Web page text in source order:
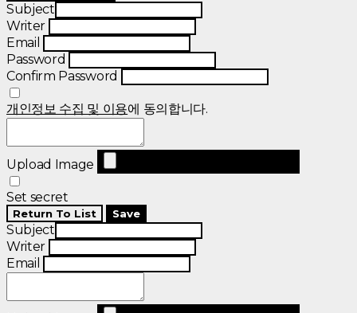
Subject
Writer
Email
Password
Confirm Password
개인정보 수집 및 이용에 동의합니다.
Upload Image
Set secret
Return To List Save
Subject
Writer
Email